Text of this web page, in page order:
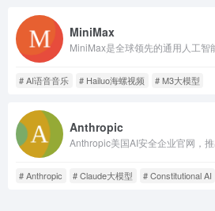
MiniMax
# AI语音音乐 # Hailuo海螺视频 # M3大模型
Anthropic
# Anthropic # Claude大模型 # Constitutional AI